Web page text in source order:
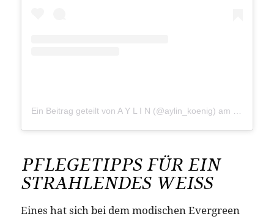
Ein Beitrag geteilt von A Y L I N (@aylin_koenig) am
PFLEGETIPPS FÜR EIN
STRAHLENDES WEISS
Eines hat sich bei dem modischen Evergreen